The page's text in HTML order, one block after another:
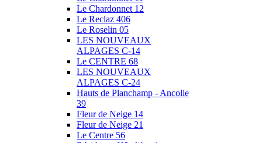
Le Chardonnet 12
Le Reclaz 406
Le Roselin 05
LES NOUVEAUX
ALPAGES C-14
Le CENTRE 68
LES NOUVEAUX
ALPAGES C-24
Hauts de Planchamp - Ancolie
39
Fleur de Neige 14
Fleur de Neige 21
Le Centre 56